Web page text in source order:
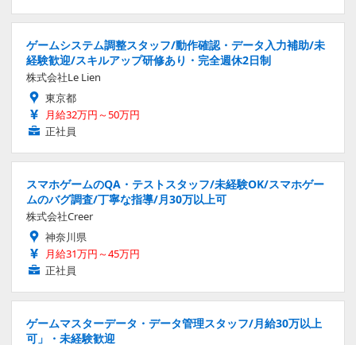
ゲームシステム調整スタッフ/動作確認・データ入力補助/未
経験歓迎/スキルアップ研修あり・完全週休2日制
株式会社Le Lien
東京都
月給32万円～50万円
正社員
スマホゲームのQA・テストスタッフ/未経験OK/スマホゲー
ムのバグ調査/丁寧な指導/月30万以上可
株式会社Creer
神奈川県
月給31万円～45万円
正社員
ゲームマスターデータ・データ管理スタッフ/月給30万以上
可」・未経験歓迎